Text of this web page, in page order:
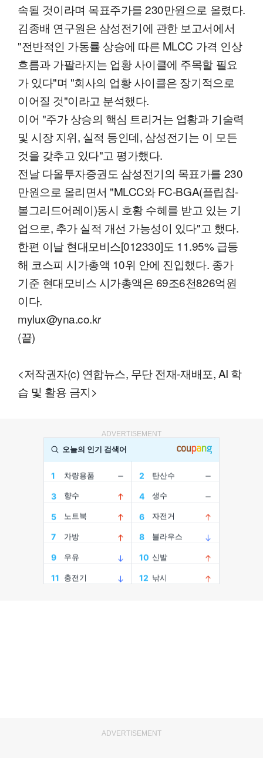
속될 것이라며 목표주가를 230만원으로 올렸다.
김종배 연구원은 삼성전기에 관한 보고서에서
"전반적인 가동률 상승에 따른 MLCC 가격 인상
흐름과 가팔라지는 업황 사이클에 주목할 필요
가 있다"며 "회사의 업황 사이클은 장기적으로
이어질 것"이라고 분석했다.
이어 "주가 상승의 핵심 트리거는 업황과 기술력
및 시장 지위, 실적 등인데, 삼성전기는 이 모든
것을 갖추고 있다"고 평가했다.
전날 다올투자증권도 삼성전기의 목표가를 230
만원으로 올리면서 "MLCC와 FC-BGA(플립칩-
볼그리드어레이)동시 호황 수혜를 받고 있는 기
업으로, 추가 실적 개선 가능성이 있다"고 했다.
한편 이날 현대모비스[012330]도 11.95% 급등
해 코스피 시가총액 10위 안에 진입했다. 종가
기준 현대모비스 시가총액은 69조6천826억원
이다.
mylux@yna.co.kr
(끝)
<저작권자(c) 연합뉴스, 무단 전재-재배포, AI 학
습 및 활용 금지>
ADVERTISEMENT
ADVERTISEMENT